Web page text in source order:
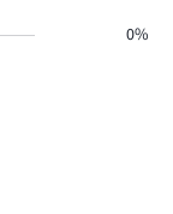
0%